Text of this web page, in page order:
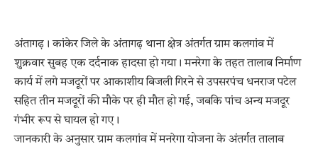
अंतागढ़। कांकेर जिले के अंतागढ़ थाना क्षेत्र अंतर्गत ग्राम कलगांव में
शुक्रवार सुबह एक दर्दनाक हादसा हो गया। मनरेगा के तहत तालाब निर्माण
कार्य में लगे मजदूरों पर आकाशीय बिजली गिरने से उपसरपंच धनराज पटेल
सहित तीन मजदूरों की मौके पर ही मौत हो गई, जबकि पांच अन्य मजदूर
गंभीर रूप से घायल हो गए।
जानकारी के अनुसार ग्राम कलगांव में मनरेगा योजना के अंतर्गत तालाब